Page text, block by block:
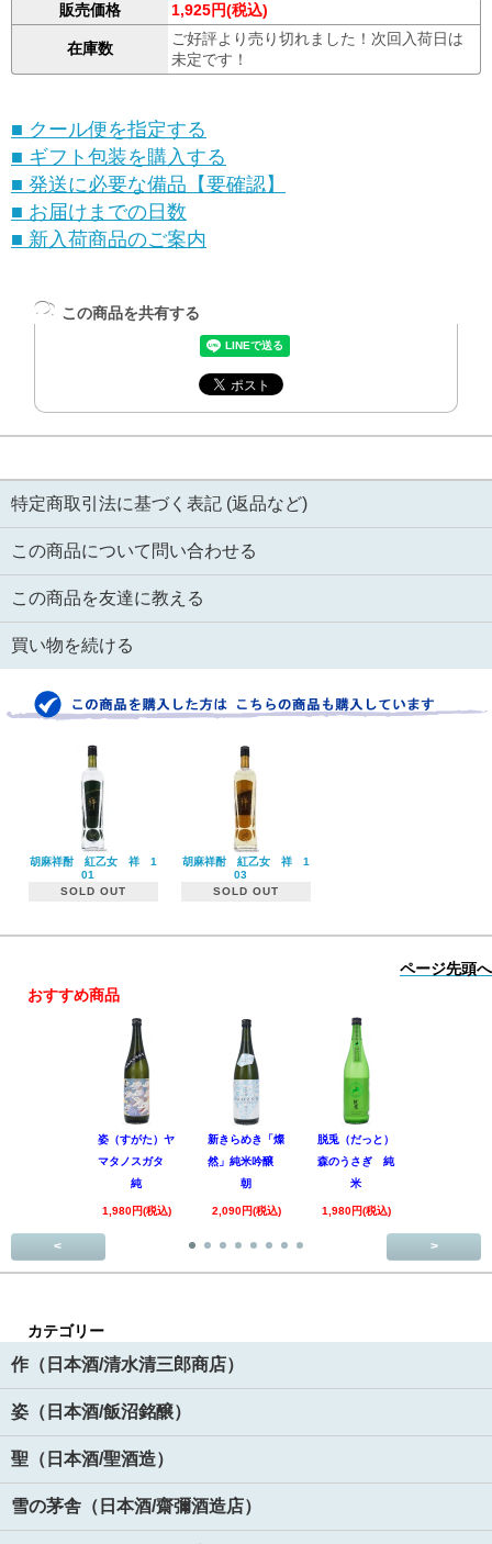
販売価格 1,925円(税込)
在庫数
ご好評より売り切れました！次回入荷日は
未定です！
■ クール便を指定する
■ ギフト包装を購入する
■ 発送に必要な備品【要確認】
■ お届けまでの日数
■ 新入荷商品のご案内
この商品を共有する
特定商取引法に基づく表記 (返品など)
この商品について問い合わせる
この商品を友達に教える
買い物を続ける
胡麻祥酎 紅乙女 祥 1
01
SOLD OUT
胡麻祥酎 紅乙女 祥 1
03
SOLD OUT
ページ先頭へ
おすすめ商品
姿（すがた）ヤ
マタノスガタ
純
1,980円(税込)
新きらめき「燦
然」純米吟醸
朝
2,090円(税込)
脱兎（だっと）
森のうさぎ 純
米
1,980円(税込)
< >
カテゴリー
作（日本酒/清水清三郎商店）
姿（日本酒/飯沼銘醸）
聖（日本酒/聖酒造）
雪の茅舎（日本酒/齋彌酒造店）